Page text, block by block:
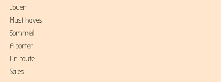
Jouer
Must haves
Sommeil
A porter
En route
Sales